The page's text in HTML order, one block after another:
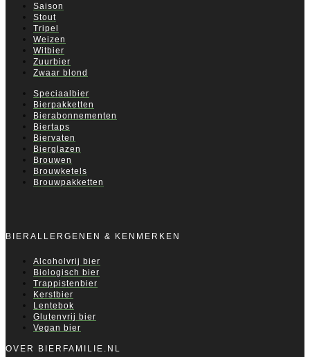
Saison
Stout
Tripel
Weizen
Witbier
Zuurbier
Zwaar blond
Speciaalbier
Bierpakketten
Bierabonnementen
Biertaps
Biervaten
Bierglazen
Brouwen
Brouwketels
Brouwpakketten
BIERALLERGENEN & KENMERKEN
Alcoholvrij bier
Biologisch bier
Trappistenbier
Kerstbier
Lentebok
Glutenvrij bier
Vegan bier
OVER BIERFAMILIE.NL